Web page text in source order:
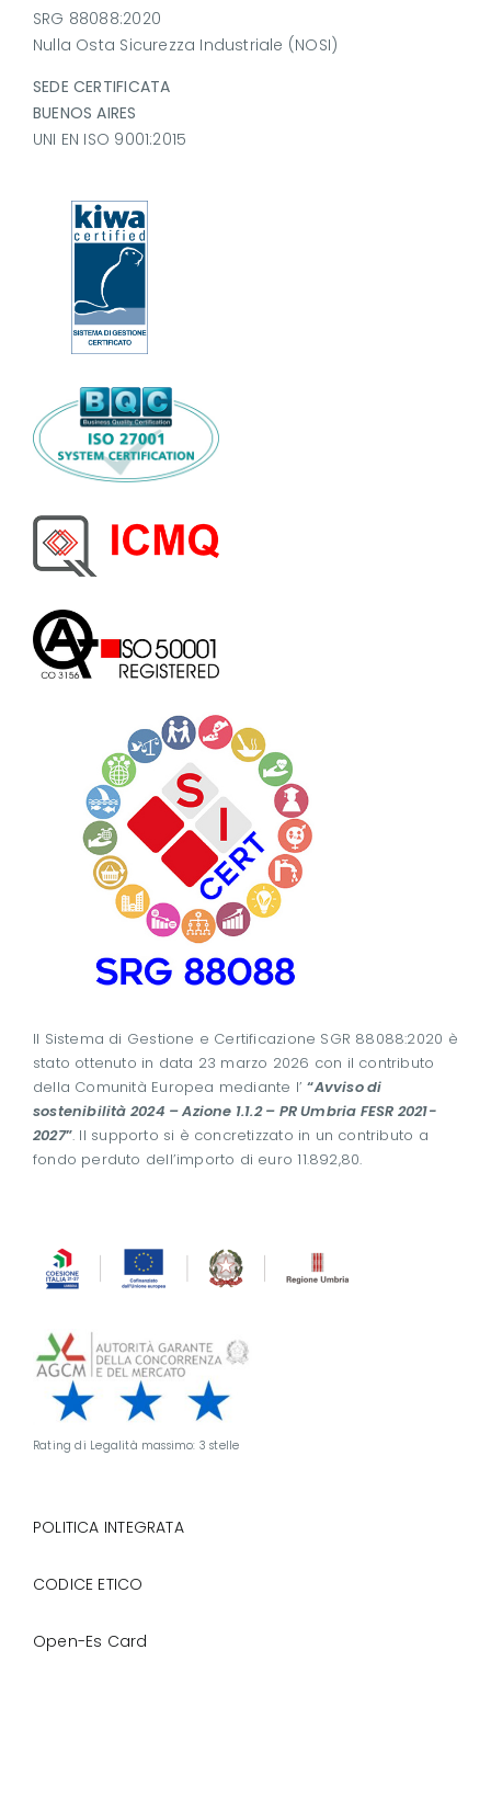
SRG 88088:2020
Nulla Osta Sicurezza Industriale (NOSI)
SEDE CERTIFICATA
BUENOS AIRES
UNI EN ISO 9001:2015
Il Sistema di Gestione e Certificazione SGR 88088:2020 è
stato ottenuto in data 23 marzo 2026 con il contributo
della Comunità Europea mediante l’“Avviso di
sostenibilità 2024 – Azione 1.1.2 – PR Umbria FESR 2021-
2027”. Il supporto si è concretizzato in un contributo a
fondo perduto dell’importo di euro 11.892,80.
Rating di Legalità massimo: 3 stelle
POLITICA INTEGRATA
CODICE ETICO
Open-Es Card